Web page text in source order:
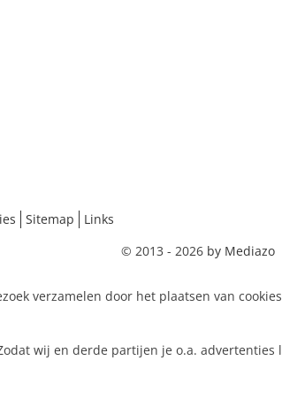
Sitemap
Links
© 2013 - 2026 by Mediazo
verzamelen door het plaatsen van
wij en derde partijen je o.a.